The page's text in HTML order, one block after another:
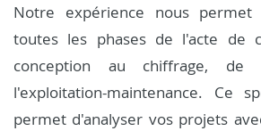
Notre expérience nous permet
toutes les phases de l'acte de
conception au chiffrage, de
l'exploitation-maintenance. Ce
permet d'analyser vos projets